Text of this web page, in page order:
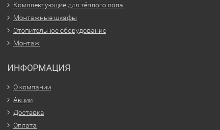
Комплектующие для тёплого пола
Монтажные шкафы
Отопительное оборудование
Монтаж
ИНФОРМАЦИЯ
О компании
Акции
Доставка
Оплата